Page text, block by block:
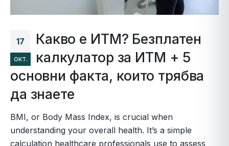
17
окт.
Какво е ИТМ? Безплатен
калкулатор за ИТМ + 5
основни факта, които трябва
да знаете
BMI, or Body Mass Index, is crucial when
understanding your overall health. It’s a simple
calculation healthcare professionals use to assess